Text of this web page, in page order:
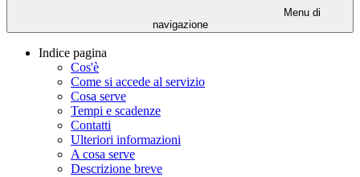
Menu di
navigazione
Indice pagina
Cos'è
Come si accede al servizio
Cosa serve
Tempi e scadenze
Contatti
Ulteriori informazioni
A cosa serve
Descrizione breve